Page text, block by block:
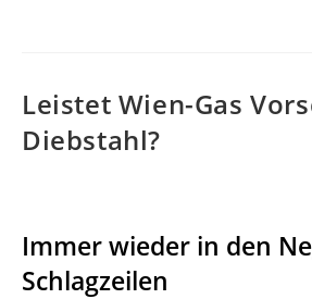
Leistet Wien-Gas
Diebstahl?
Immer wieder in den
Schlagzeilen